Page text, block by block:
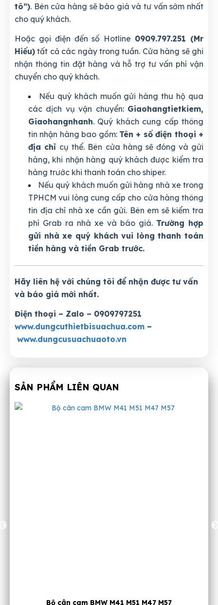
tô”). Bên cửa hàng sẽ báo giá và tư vấn sớm nhất
cho quý khách.
Hoặc gọi điện đến số Hotline 0909.797.251 (Mr
Hiếu) tất cả các ngày trong tuần. Cửa hàng sẽ ghi
nhận thông tin đặt hàng và hỗ trợ tư vấn phí vận
chuyển cho quý khách.
Nếu quý khách muốn gửi hàng thu hộ qua
các dịch vụ vận chuyển: Giaohangtietkiem,
Giaohangnhanh. Quý khách cung cấp thông
tin nhận hàng bao gồm: Tên + số điện thoại +
địa chỉ cụ thể. Bên cửa hàng sẽ đóng và gửi
hàng, khi nhận hàng quý khách được kiểm tra
hàng trước khi thanh toán cho shiper.
Nếu quý khách muốn gửi hàng nhà xe trong
TPHCM vui lòng cung cấp cho cửa hàng thông
tin địa chỉ nhà xe cần gửi. Bên em sẽ kiểm tra
phí Grab ra nhà xe và báo giá. Trường hợp
gửi nhà xe quý khách vui lòng thanh toán
tiền hàng và tiền Grab trước.
Hãy liên hệ với chúng tôi để nhận được tư vấn
và báo giá mới nhất.
Điện thoại – Zalo – 0909797251
www.dungcuthietbisuachua.com –
www.dungcusuachuaoto.vn
SẢN PHẨM LIÊN QUAN
Bộ cân cam BMW M41 M51 M47 M57